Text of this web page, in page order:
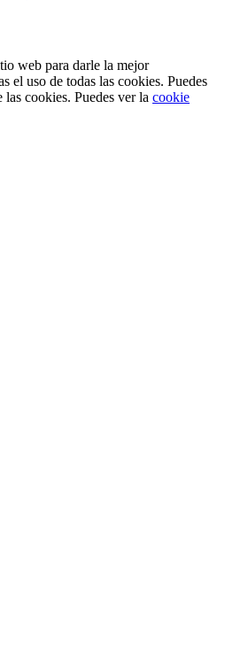
web para darle la mejor
el uso de todas las cookies. Puedes
cookies. Puedes ver la cookie